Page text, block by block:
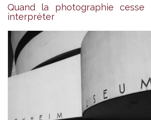
Quand la photographie cesse
interpréter